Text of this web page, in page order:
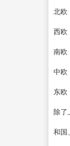
北欧
西欧
南欧
中欧
东欧
除了
和国